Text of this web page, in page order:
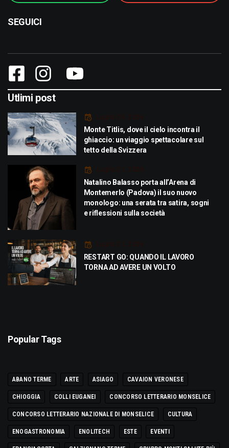
SEGUICI
Utlimi post
Luglio 29, 2026
Monte Titlis, dove il cielo incontra il
ghiaccio: un viaggio spettacolare sul
tetto della Svizzera
Luglio 21, 2026
Natalino Balasso porta all’Arena di
Montemerlo (Padova) il suo nuovo
monologo: una serata tra satira, sogni
e riflessioni sulla società
Luglio 21, 2026
RESTART GO: QUANDO IL LAVORO
TORNA AD AVERE UN VOLTO
Popular Tags
ABANO TERME ARTE ASIAGO CAVAION VERONESE
CHIOGGIA COLLI EUGANEI CONCORSO LETTERARIO MONSELICE
CONCORSO LETTERARIO NAZIONALE DI MONSELICE CULTURA
ENOGASTRONOMIA ENOLITECH ESTE EVENTI